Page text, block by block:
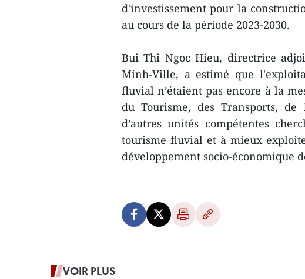
d'investissement pour la
au cours de la période 2023-2030.
Bui Thi Ngoc Hieu, directrice
Minh-Ville, a estimé que
fluvial n’étaient pas encore à la
du Tourisme, des Transports,
d’autres unités compétentes
tourisme fluvial et à mieux
développement socio-économique
VOIR PLUS